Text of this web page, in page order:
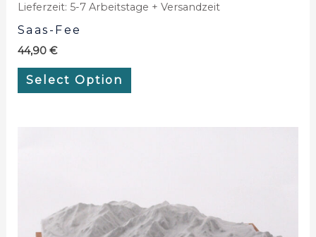
Lieferzeit: 5-7 Arbeitstage + Versandzeit
Saas-Fee
44,90 €
Select Option